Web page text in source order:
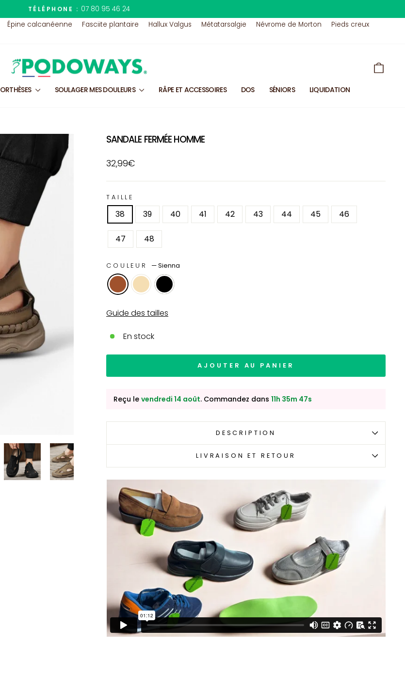
Diaporama
Pause
TÉLÉPHONE : 07 80 95 46 24
Épine calcanéenne Fasciite plantaire Hallux Valgus Métatarsalgie Névrome de Morton
Pieds creux
ORTHÈSES SOULAGER MES DOULEURS RÂPE ET ACCESSOIRES DOS SÉNIORS LIQUIDATION
SANDALE FERMÉE HOMME
Prix
régulier
32,99€
TAILLE
38 39 40 41 42 43 44 45 46
47 48
COULEUR —Sienna
Guide des tailles
En stock
AJOUTER AU PANIER
Reçu le vendredi 14 août. Commandez dans 11h 35m 46s
DESCRIPTION
LIVRAISON ET RETOUR